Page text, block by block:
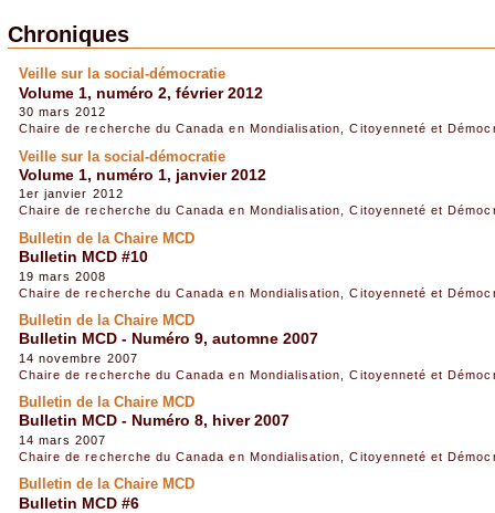
Chroniques
Veille sur la social-démocratie
Volume 1, numéro 2, février 2012
30 mars 2012
Chaire de recherche du Canada en Mondialisation, Citoyenneté et
Veille sur la social-démocratie
Volume 1, numéro 1, janvier 2012
1er janvier 2012
Chaire de recherche du Canada en Mondialisation, Citoyenneté et
Bulletin de la Chaire MCD
Bulletin MCD #10
19 mars 2008
Chaire de recherche du Canada en Mondialisation, Citoyenneté et
Bulletin de la Chaire MCD
Bulletin MCD - Numéro 9, automne 2007
14 novembre 2007
Chaire de recherche du Canada en Mondialisation, Citoyenneté et
Bulletin de la Chaire MCD
Bulletin MCD - Numéro 8, hiver 2007
14 mars 2007
Chaire de recherche du Canada en Mondialisation, Citoyenneté et
Bulletin de la Chaire MCD
Bulletin MCD #6